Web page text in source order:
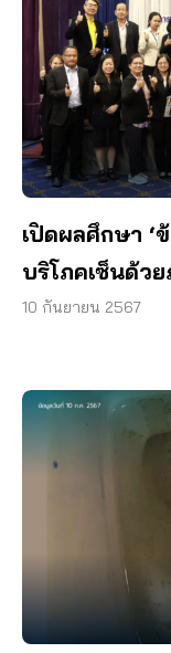
เปิดผลศึกษา ‘
บริโภคเซ็นด้ว
10 กันยายน 2567